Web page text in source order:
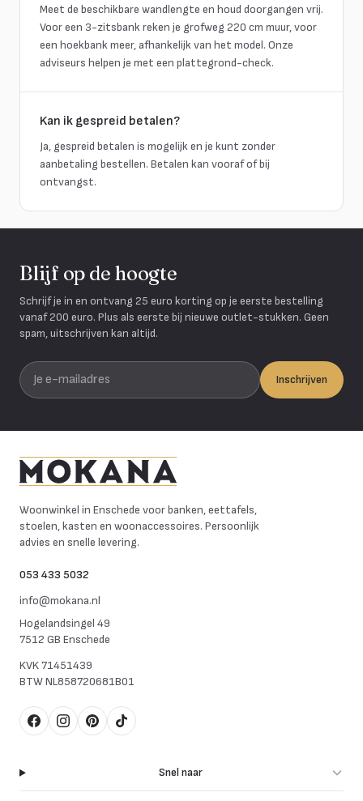
Meet de beschikbare wandlengte en houd doorgangen vrij.
Voor een 3-zitsbank reken je grofweg 220 cm muur, voor
een hoekbank meer, afhankelijk van het model. Onze
adviseurs helpen je met een plattegrond-check.
Kan ik gespreid betalen?
Ja, gespreid betalen is mogelijk en je kunt zonder
aanbetaling bestellen. Betalen kan vooraf of bij
ontvangst.
Blijf op de hoogte
Schrijf je in en ontvang 25 euro korting op je eerste bestelling
vanaf 200 euro. Plus als eerste bij nieuwe outlet-stukken. Geen
spam, uitschrijven kan altijd.
Je e-mailadres
Inschrijven
Woonwinkel in Enschede voor banken, eettafels,
stoelen, kasten en woonaccessoires. Persoonlijk
advies en snelle levering.
053 433 5032
info@mokana.nl
Hogelandsingel 49
7512 GB Enschede
KVK71451439
BTWNL858720681B01
FacebookInstagram
Pinterest
TikTok
Snel naar